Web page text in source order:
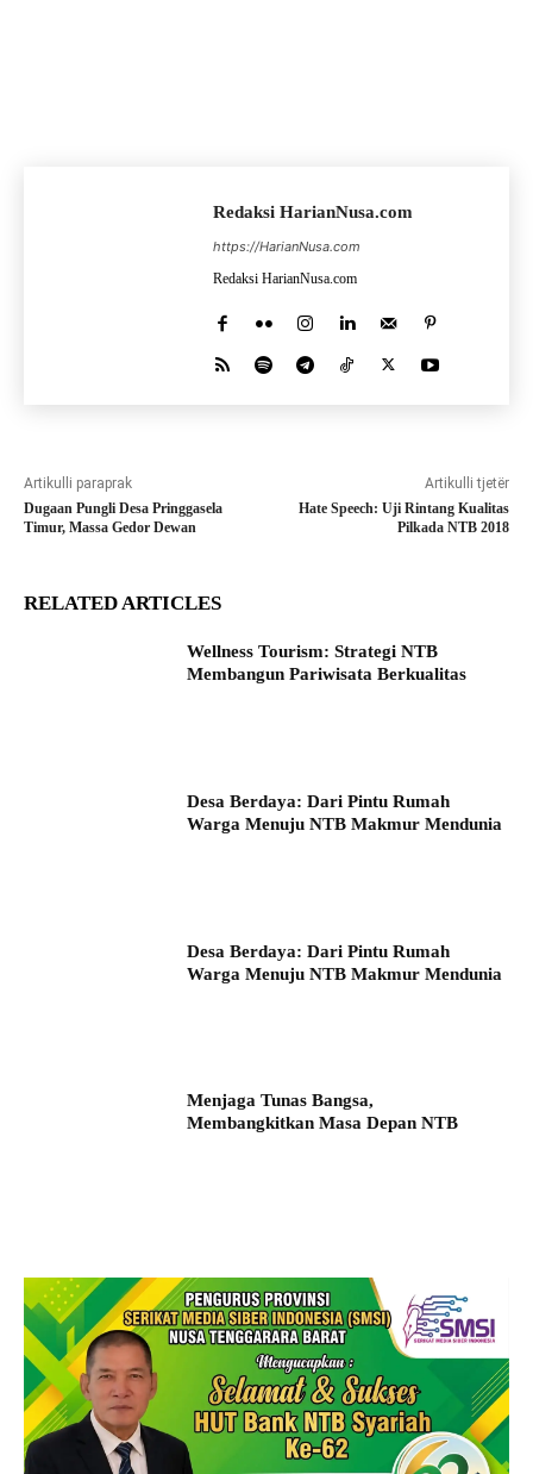
Redaksi HarianNusa.com
https://HarianNusa.com
Redaksi HarianNusa.com
Artikulli paraprak
Dugaan Pungli Desa Pringgasela
Timur, Massa Gedor Dewan
Artikulli tjetër
Hate Speech: Uji Rintang Kualitas
Pilkada NTB 2018
RELATED ARTICLES
Wellness Tourism: Strategi NTB
Membangun Pariwisata Berkualitas
Desa Berdaya: Dari Pintu Rumah
Warga Menuju NTB Makmur Mendunia
Desa Berdaya: Dari Pintu Rumah
Warga Menuju NTB Makmur Mendunia
Menjaga Tunas Bangsa,
Membangkitkan Masa Depan NTB